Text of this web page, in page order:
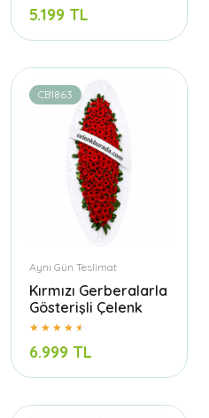
5.199 TL
CB1863
Aynı Gün Teslimat
Kırmızı Gerberalarla
Gösterişli Çelenk
6.999 TL